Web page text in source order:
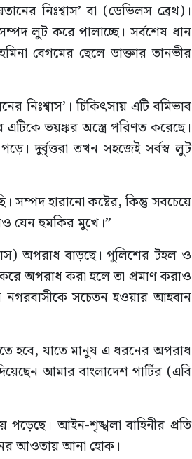
নিঃশ্বাস’ বা (ডেভিলস ব্রেথ)।
লুট করে পালাচ্ছে। সর্বশেষ ধান
বেগমের ছেলে ডাক্তার তানভীর
নিঃশ্বাস’। চিকিৎসায় এটি বমিভাব
ভয়ঙ্কর অস্ত্রে পরিণত করেছে।
দুর্বৃত্তরা তখন সহজেই সর্বস্ব লুট
হারানো কষ্টের, কিন্তু সবচেয়ে
যেন হুমকির মুখে।”
অপরাধ বাড়ছে। পুলিশের টহল ও
করে অপরাধ করা হলে তা প্রমাণ করাও
নগরবাসীকে সচেতন হওয়ার আহবান
হবে, যাতে মানুষ এ ধরনের অপরাধ
আমার বাংলাদেশ পার্টির (এবি
আইন-শৃঙ্খলা বাহিনীর প্রতি
আওতায় আনা হোক।